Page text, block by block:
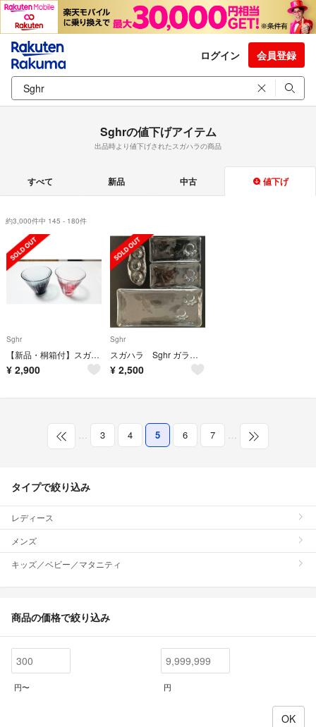
ログイン 会員登録
Sghrの値下げアイテム
出品時より値下げされたスガハラの商品
すべて 新品 中古 値下げ
約3,000件中 145 - 180件
Sghr
​【新品・桐箱付】スガハラ Sghr キーラ ペアグラス 酒器 コップ ギフト
¥ 2,900
Sghr
スガハラ Sghr ガラス お皿4点セット
¥ 2,500
… 3 4 5 6 7 …
タイプで絞り込み
レディース
メンズ
キッズ／ベビー／マタニティ
商品の価格で絞り込み
円〜 円